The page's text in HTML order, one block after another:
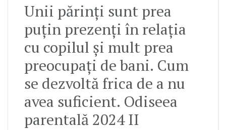
Unii părinți sunt prea
puțin prezenți în relația
cu copilul și mult prea
preocupați de bani. Cum
se dezvoltă frica de a nu
avea suficient. Odiseea
parentală 2024 II